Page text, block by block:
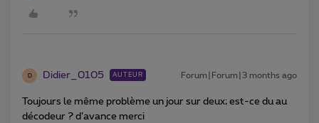
D Didier_0105 AUTEUR Forum|Forum|3 months ago
Toujours le même problème un jour sur deux; est-ce du au
décodeur ? d’avance merci